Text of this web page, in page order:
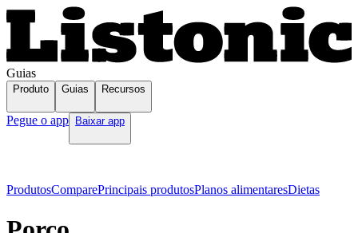
Guias
Produto Guias Recursos
Pegue o app Baixar app
ProdutosComparePrincipais produtosPlanos alimentaresDietas